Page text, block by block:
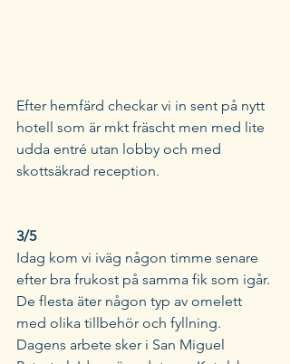
Efter hemfärd checkar vi in sent på nytt
hotell som är mkt fräscht men med lite
udda entré utan lobby och med
skottsäkrad reception.
3/5
Idag kom vi iväg någon timme senare
efter bra frukost på samma fik som igår.
De flesta äter någon typ av omelett
med olika tillbehör och fyllning.
Dagens arbete sker i San Miguel